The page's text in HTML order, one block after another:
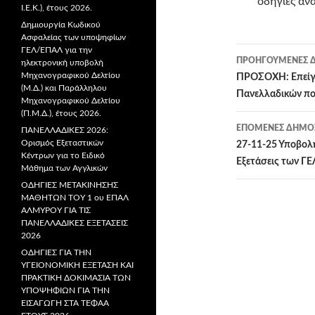
ΠΡΟΗΓΟΎΜΕΝΕΣ
ΠΡΟΣΟΧΗ:
Πανελλαδικών
ΕΠΌΜΕΝΕΣ
27-11-25
Εξετάσεις των
Ι.Ε.Κ.), έτους 2026.
Δημιουργία Κωδικού
Ασφαλείας των υποψηφίων
ΓΕΛ/ΕΠΑΛ για την
ηλεκτρονική υποβολή
Μηχανογραφικού Δελτίου
(Μ.Δ.) και Παράλληλου
Μηχανογραφικού Δελτίου
(Π.Μ.Δ.), έτους 2026.
ΠΑΝΕΛΛΑΔΙΚΕΣ 2026:
Ορισμός Εξεταστικών
Κέντρων για το Ειδικό
Μάθημα των Αγγλικών
ΟΔΗΓΙΕΣ ΜΕΤΑΚΙΝΗΣΗΣ
ΜΑΘΗΤΩΝ ΤΟΥ 1 ου ΕΠΑΛ
ΑΛΜΥΡΟΥ ΓΙΑ ΤΙΣ
ΠΑΝΕΛΛΑΔΙΚΕΣ ΕΞΕΤΑΣΕΙΣ
2026
ΟΔΗΓΙΕΣ ΓΙΑ ΤΗΝ
ΥΓΕΙΟΝΟΜΙΚΗ ΕΞΕΤΑΣΗ ΚΑΙ
ΠΡΑΚΤΙΚΗ ΔΟΚΙΜΑΣΙΑ ΤΩΝ
ΥΠΟΨΗΦΙΩΝ ΓΙΑ ΤΗΝ
ΕΙΣΑΓΩΓΗ ΣΤΑ ΤΕΦΑΑ